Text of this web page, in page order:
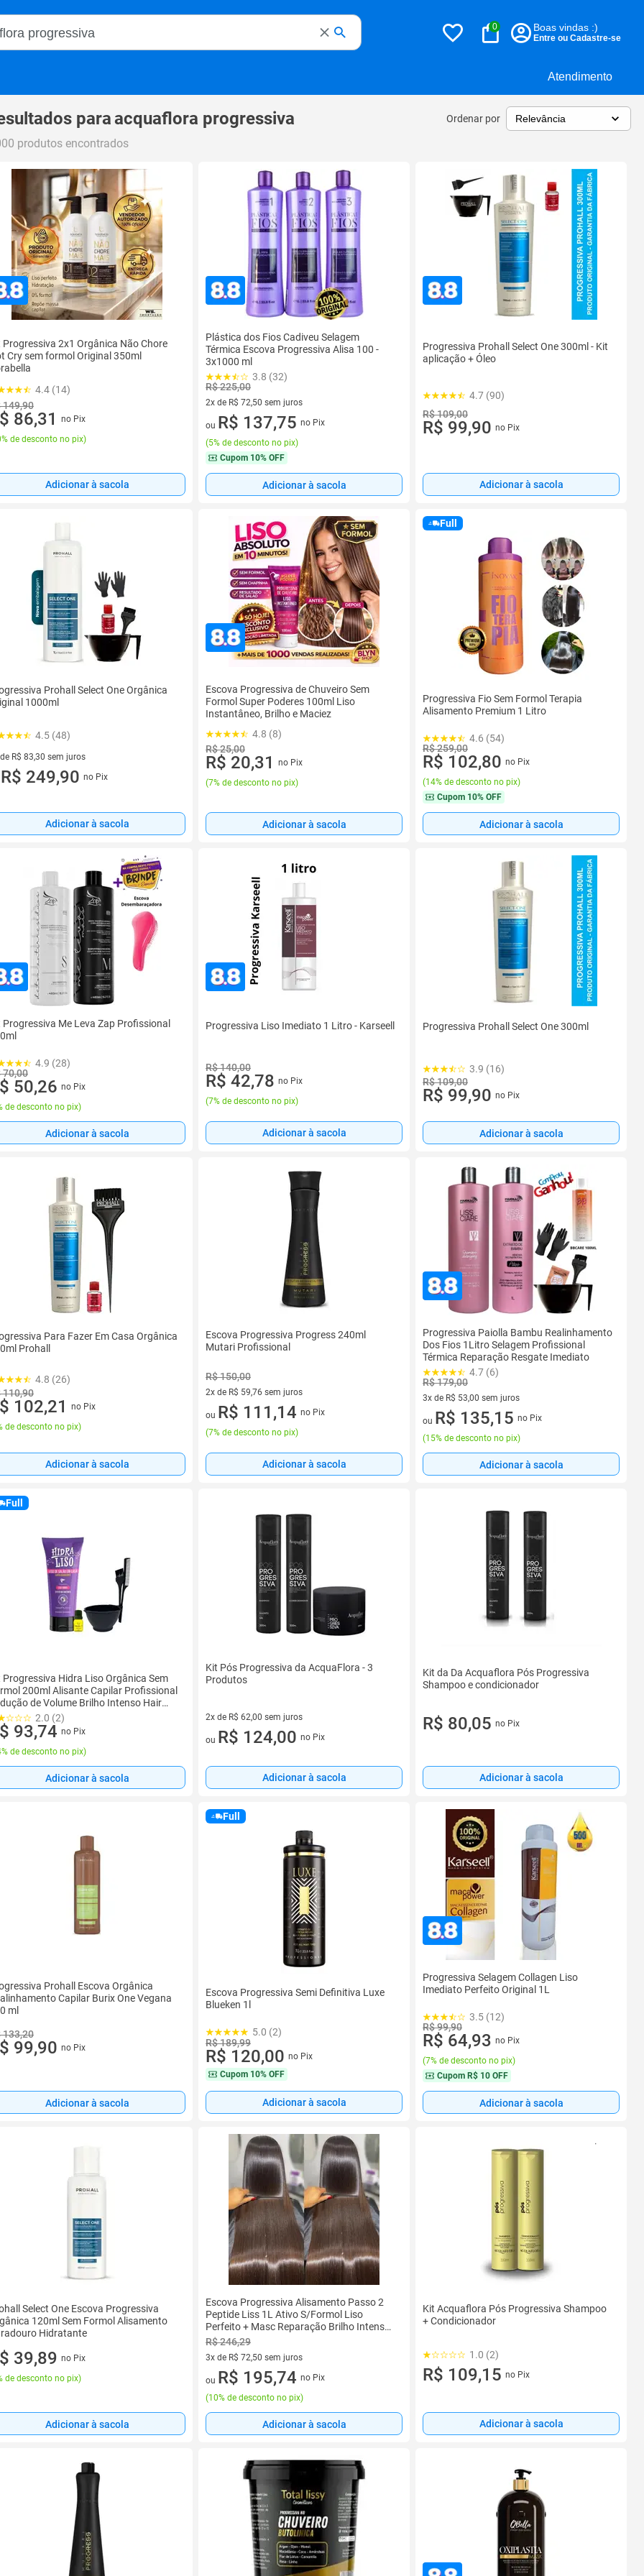
Atendimento
Magalu
0 Boas vindas :)
Entre ou Cadastre-se
paraacquaflora progressiva Ordenar por
produtos encontrados
Progressiva 2x1 Orgânica Não Chore
Cry sem formol Original 350ml
4.4 (14)
149,90
86,31
no Pix
de desconto no pix)
Adicionar à sacola
Plástica dos Fios Cadiveu Selagem
Térmica Escova Progressiva Alisa 100 -
3x1000 ml
3.8 (32)
R$ 225,00
2x de R$ 72,50 sem juros
2 vez de R$ 72,50 sem juros
ou R$ 137,75 no Pix
(5% de desconto no pix)
Cupom 10% OFF
Adicionar à sacola
Progressiva Prohall Select One 300ml - Kit
aplicação + Óleo
4.7 (90)
R$ 109,00
R$ 99,90 no Pix
Adicionar à sacola
Prohall Select One Orgânica
1000ml
4.5 (48)
R$ 83,30 sem juros
de R$ 83,30 sem juros
R$ 249,90 no Pix
Adicionar à sacola
Escova Progressiva de Chuveiro Sem
Formol Super Poderes 100ml Liso
Instantâneo, Brilho e Maciez
4.8 (8)
R$ 25,00
R$ 20,31
no Pix
(7% de desconto no pix)
Adicionar à sacola
Full
Progressiva Fio Sem Formol Terapia
Alisamento Premium 1 Litro
4.6 (54)
R$ 259,00
R$ 102,80 no Pix
(14% de desconto no pix)
Cupom 10% OFF
Adicionar à sacola
Progressiva Me Leva Zap Profissional
4.9 (28)
70,00
50,26 no Pix
de desconto no pix)
Adicionar à sacola
Progressiva Liso Imediato 1 Litro - Karseell
R$ 140,00
R$ 42,78 no Pix
(7% de desconto no pix)
Adicionar à sacola
Progressiva Prohall Select One 300ml
3.9 (16)
R$ 109,00
R$ 99,90 no Pix
Adicionar à sacola
Para Fazer Em Casa Orgânica
Prohall
4.8 (26)
110,90
102,21
no Pix
de desconto no pix)
Adicionar à sacola
Escova Progressiva Progress 240ml
Mutari Profissional
R$ 150,00
2x de R$ 59,76 sem juros
2 vez de R$ 59,76 sem juros
ou R$ 111,14 no Pix
(7% de desconto no pix)
Adicionar à sacola
Progressiva Paiolla Bambu Realinhamento
Dos Fios 1Litro Selagem Profissional
Térmica Reparação Resgate Imediato
4.7 (6)
R$ 179,00
3x de R$ 53,00 sem juros
3 vez de R$ 53,00 sem juros
ou R$ 135,15 no Pix
(15% de desconto no pix)
Adicionar à sacola
Full
Progressiva Hidra Liso Orgânica Sem
200ml Alisante Capilar Profissional
de Volume Brilho Intenso Hair
2.0 (2)
93,74 no Pix
de desconto no pix)
Adicionar à sacola
Kit Pós Progressiva da AcquaFlora - 3
Produtos
2x de R$ 62,00 sem juros
2 vez de R$ 62,00 sem juros
ou R$ 124,00 no Pix
Adicionar à sacola
Kit da Da Acquaflora Pós Progressiva
Shampoo e condicionador
R$ 80,05 no Pix
Adicionar à sacola
Prohall Escova Orgânica
Capilar Burix One Vegana
ml
133,20
99,90 no Pix
Adicionar à sacola
Full
Escova Progressiva Semi Definitiva Luxe
Blueken 1l
5.0 (2)
R$ 189,99
R$ 120,00 no Pix
Cupom 10% OFF
Adicionar à sacola
Progressiva Selagem Collagen Liso
Imediato Perfeito Original 1L
3.5 (12)
R$ 99,90
R$ 64,93 no Pix
(7% de desconto no pix)
Cupom R$ 10 OFF
Adicionar à sacola
Select One Escova Progressiva
120ml Sem Formol Alisamento
Hidratante
39,89 no Pix
de desconto no pix)
Adicionar à sacola
Escova Progressiva Alisamento Passo 2
Peptide Liss 1L Ativo S/Formol Liso
Perfeito + Masc Reparação Brilho Intenso
300g
R$ 246,29
3x de R$ 72,50 sem juros
3 vez de R$ 72,50 sem juros
ou R$ 195,74 no Pix
(10% de desconto no pix)
Adicionar à sacola
Kit Acquaflora Pós Progressiva Shampoo
+ Condicionador
1.0 (2)
R$ 109,15 no Pix
Adicionar à sacola